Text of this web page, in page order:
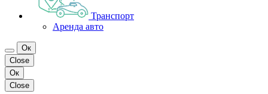
Транспорт
Аренда авто
Ок
Close
Ок
Close